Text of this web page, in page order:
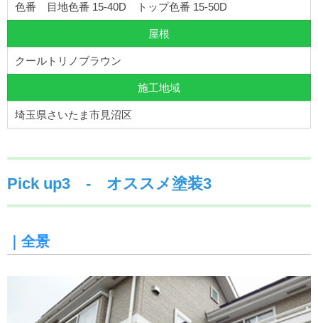
色番 目地色番 15-40D トップ色番 15-50D
屋根
クールトリノブラウン
施工地域
埼玉県さいたま市見沼区
Pick up3 - オススメ塗装3
｜全景